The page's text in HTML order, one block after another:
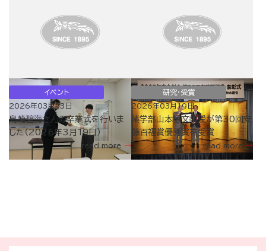
イベント
2026年03月23日
島崎碧海さんの卒業式を行いま
した（2026年3月19日）
read more
研究・受賞
2026年03月19日
薬学部山本博文教授が第30回安
藤百福賞優秀賞を受賞
read more